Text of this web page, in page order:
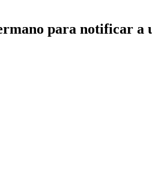
para notificar a